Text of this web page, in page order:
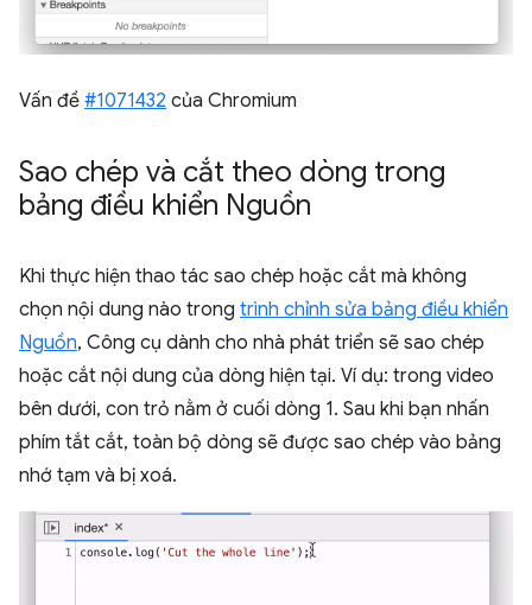
Vấn đề #1071432 của Chromium
Sao chép và cắt theo dòng trong
bảng điều khiển Nguồn
Khi thực hiện thao tác sao chép hoặc cắt mà không
chọn nội dung nào trong trình chỉnh sửa bảng điều khiển
Nguồn, Công cụ dành cho nhà phát triển sẽ sao chép
hoặc cắt nội dung của dòng hiện tại. Ví dụ: trong video
bên dưới, con trỏ nằm ở cuối dòng 1. Sau khi bạn nhấn
phím tắt cắt, toàn bộ dòng sẽ được sao chép vào bảng
nhớ tạm và bị xoá.